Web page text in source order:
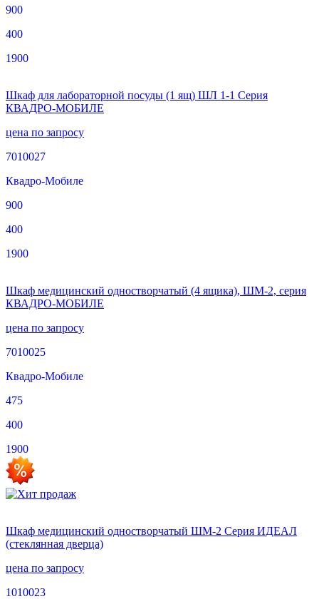
900
400
1900
Шкаф для лабораторной посуды (1 ящ) ШЛ 1-1 Серия
КВАДРО-МОБИЛЕ
цена по запросу
7010027
Квадро-Мобиле
900
400
1900
Шкаф медицинский одностворчатый (4 ящика), ШМ-2, серия
КВАДРО-МОБИЛЕ
цена по запросу
7010025
Квадро-Мобиле
475
400
1900
Шкаф медицинский одностворчатый ШМ-2 Серия ИДЕАЛ
(стеклянная дверца)
цена по запросу
1010023